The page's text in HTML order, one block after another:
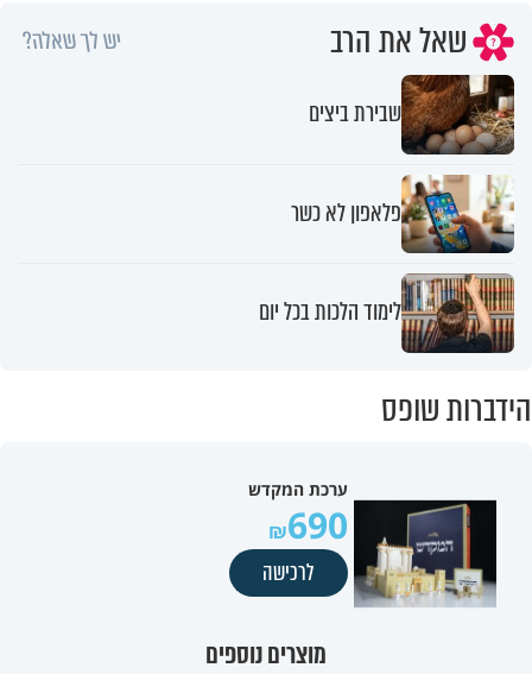
שאל את הרב יש לך שאלה?
שבירת ביצים
פלאפון לא כשר
לימוד הלכות בכל יום
הידברות שופס
ערכת המקדש
690
לרכישה
מוצרים נוספים